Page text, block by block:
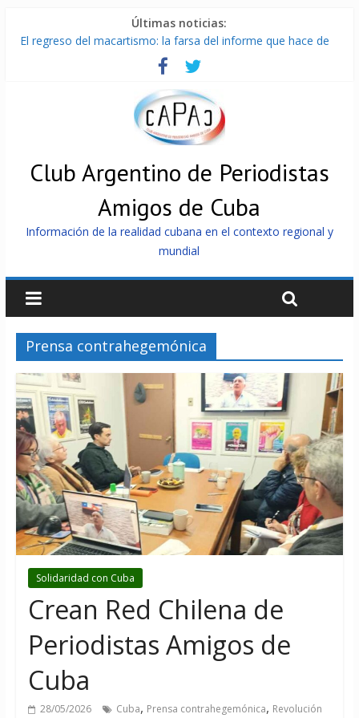
Últimas noticias:
El regreso del macartismo: la farsa del informe que hace de
Milei firmó memorándum con EE.UU sin informarlo
China presenta robots que pueden razonar, moverse y asistir
La Habana avanza en reconexión tras nuevo apagón
Más de 7 000 contenedores impedidos de llegar a Cuba
Club Argentino de Periodistas
Amigos de Cuba
Información de la realidad cubana en el contexto regional y
mundial
Prensa contrahegemónica
Solidaridad con Cuba
Crean Red Chilena de
Periodistas Amigos de
Cuba
28/05/2026 Cuba, Prensa contrahegemónica, Revolución